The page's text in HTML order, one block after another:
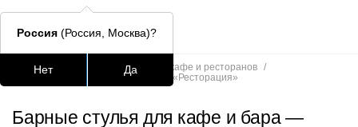
Столешницы
Главная Стулья для кафе и ресторанов /
Барные стулья для кафе и бара — «Ресторация»
Барные стулья для кафе и бара —
Россия (Россия, Москва)?
Нет Да